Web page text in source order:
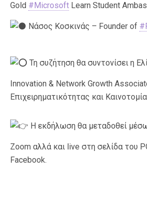
Gold #Microsoft Learn Student
Νάσος Κοσκινάς – Founder of
Τη συζήτηση θα συντονίσει η
Innovation & Network Growth
Επιχειρηματικότητας και
Η εκδήλωση θα μεταδοθεί
Ζoom αλλά και live στη σελίδα του
Facebook.